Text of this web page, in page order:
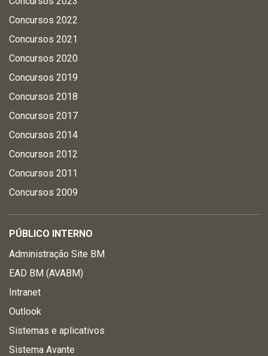
Concursos 2022
Concursos 2021
Concursos 2020
Concursos 2019
Concursos 2018
Concursos 2017
Concursos 2014
Concursos 2012
Concursos 2011
Concursos 2009
PÚBLICO INTERNO
Administração Site BM
EAD BM (AVABM)
Intranet
Outlook
Sistemas e aplicativos
Sistema Avante